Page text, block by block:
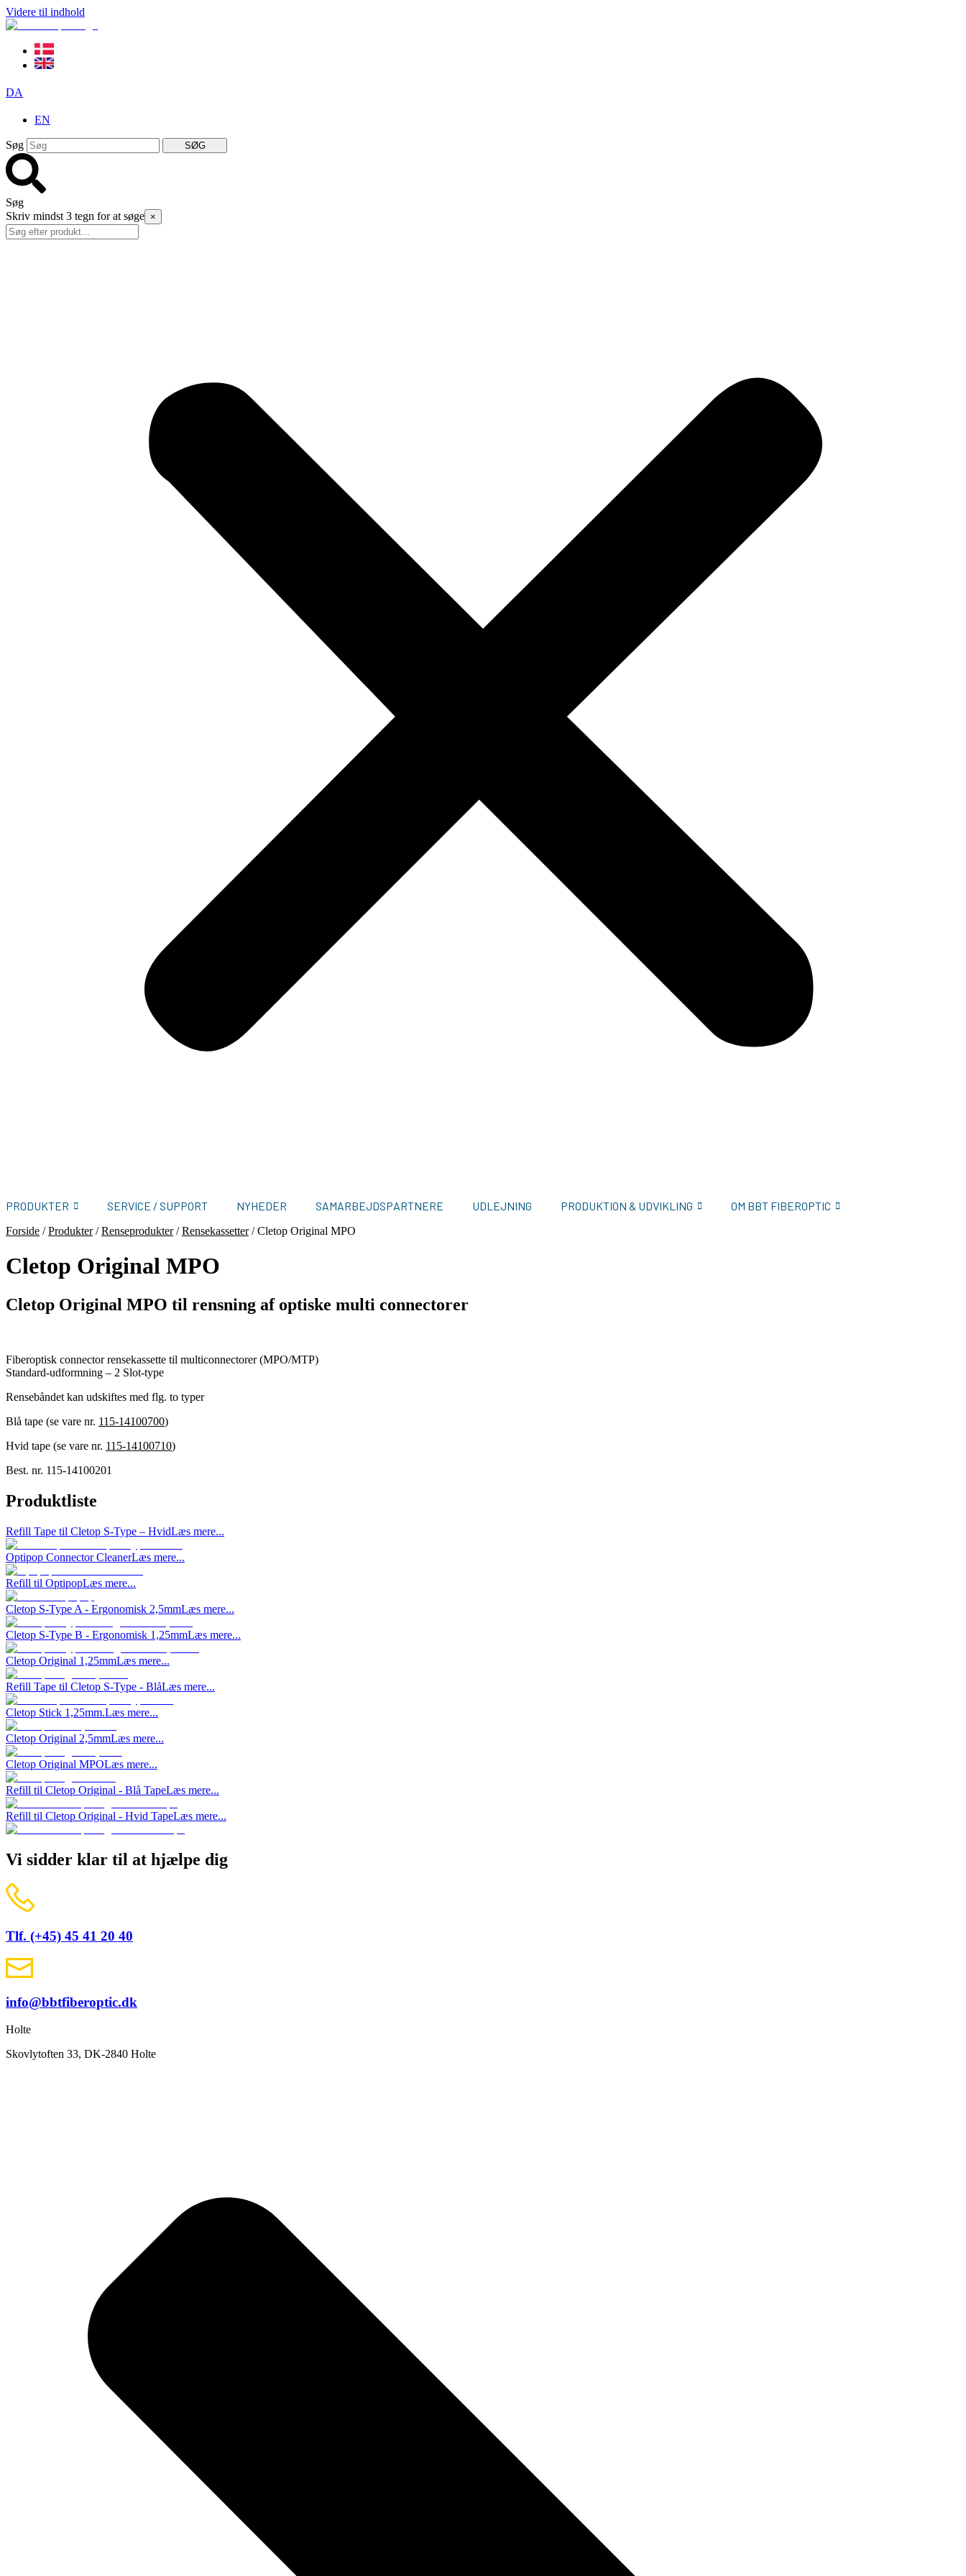
Videre til indhold
DA
EN
Søg SØG
Søg
Skriv mindst 3 tegn for at søge ×
PRODUKTER SERVICE / SUPPORT NYHEDER SAMARBEJDSPARTNERE UDLEJNING PRODUKTION & UDVIKLING OM BBT FIBEROPTIC
Forside /Produkter/Renseprodukter/Rensekassetter/Cletop Original MPO
Cletop Original MPO
Cletop Original MPO til rensning af optiske multi connectorer
Fiberoptisk connector rensekassette til multiconnectorer (MPO/MTP)
Standard-udformning – 2 Slot-type
Rensebåndet kan udskiftes med flg. to typer
Blå tape (se vare nr. 115-14100700)
Hvid tape (se vare nr. 115-14100710)
Best. nr. 115-14100201
Produktliste
Refill Tape til Cletop S-Type – HvidLæs mere...
Optipop Connector CleanerLæs mere...
Refill til OptipopLæs mere...
Cletop S-Type A - Ergonomisk 2,5mmLæs mere...
Cletop S-Type B - Ergonomisk 1,25mmLæs mere...
Cletop Original 1,25mmLæs mere...
Refill Tape til Cletop S-Type - BlåLæs mere...
Cletop Stick 1,25mm.Læs mere...
Cletop Original 2,5mmLæs mere...
Cletop Original MPOLæs mere...
Refill til Cletop Original - Blå TapeLæs mere...
Refill til Cletop Original - Hvid TapeLæs mere...
Vi sidder klar til at hjælpe dig
Tlf. (+45) 45 41 20 40
info@bbtfiberoptic.dk
Holte
Skovlytoften 33, DK-2840 Holte